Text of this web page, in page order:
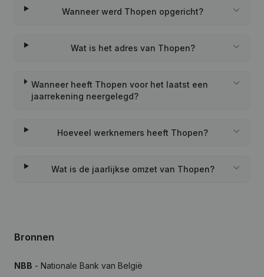
Wanneer werd Thopen opgericht?
Wat is het adres van Thopen?
Wanneer heeft Thopen voor het laatst een
jaarrekening neergelegd?
Hoeveel werknemers heeft Thopen?
Wat is de jaarlijkse omzet van Thopen?
Bronnen
NBB - Nationale Bank van België